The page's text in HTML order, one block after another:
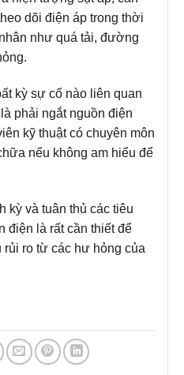
dõi điện áp trong thời
như quá tải, đường
kỳ sự cố nào liên quan
phải ngắt nguồn điện
kỹ thuật có chuyên môn
nếu không am hiểu để
kỳ và tuân thủ các tiêu
điện là rất cần thiết để
ro từ các hư hỏng của